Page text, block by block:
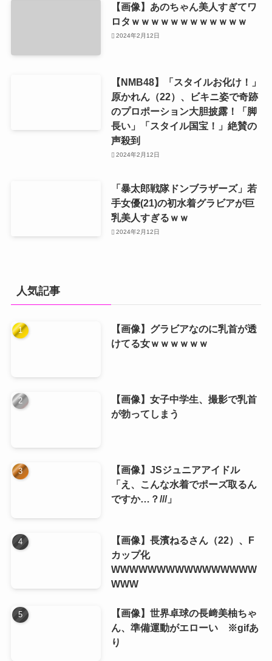
【画像】あのちゃん美人すぎてワ
ロタｗｗｗｗｗｗｗｗｗｗｗｗ
2024年2月12日
【NMB48】「スタイルお化け！」
原かれん（22）、ビキニ姿で奇跡
のプロポーション大胆披露！「脚
長い」「スタイル国宝！」絶賛の
声殺到
2024年2月12日
「暴太郎戦隊ドンブラザーズ」若
手女優(21)の初水着グラビアが巨
乳美人すぎるｗｗ
2024年2月12日
人気記事
【画像】グラビアなのに乳首が透
けてる女ｗｗｗｗｗｗ
【画像】女子中学生、撮影で乳首
が勃ってしまう
【画像】JSジュニアアイドル
「え、こんな水着でポーズ取るん
ですか…？///」
【画像】長濱ねるさん（22）、F
カップ化
WWWWWWWWWWWWWWWW
WWW
【画像】世界卓球の長﨑美柚ちゃ
ん、準備運動がエローい ※gifあ
り